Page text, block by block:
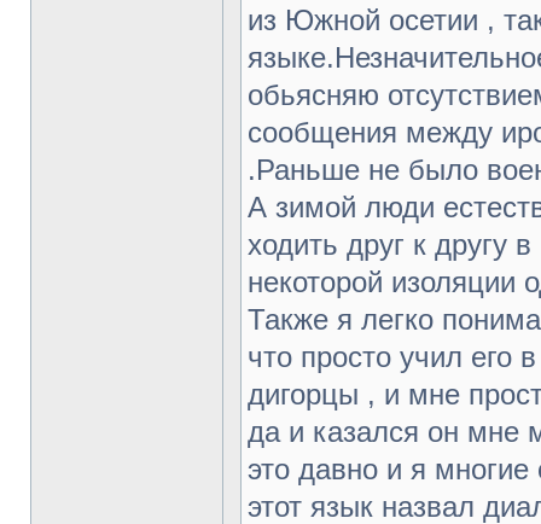
из Южной осетии ,
обьясняю
сообщения между
.Раньше не было
А зимой люди
ходить друг к другу
некоторой изоляции
Также я легко
что просто учил его
дигорцы , и мне
да и казался он мне
это давно и я
этот язык назвал